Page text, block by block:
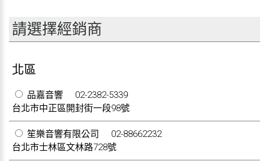
請選擇經銷商
北區
品嘉音響
02-2382-5339
台北市中正區開封街一段98號
笙樂音響有限公司
02-88662232
台北市士林區文林路728號